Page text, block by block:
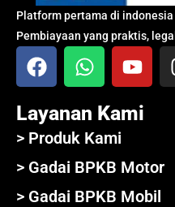
Platform pertama di
Pembiayaan yang praktis,
Layanan Kami
> Produk Kami
> Gadai BPKB Motor
> Gadai BPKB Mobil